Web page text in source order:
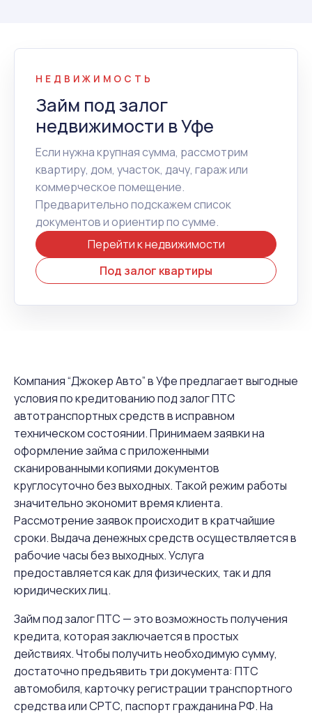
НЕДВИЖИМОСТЬ
Займ под залог
недвижимости в Уфе
Если нужна крупная сумма, рассмотрим
квартиру, дом, участок, дачу, гараж или
коммерческое помещение.
Предварительно подскажем список
документов и ориентир по сумме.
Перейти к недвижимости
Под залог квартиры
Компания “Джокер Авто” в Уфе предлагает выгодные
условия по кредитованию под залог ПТС
автотранспортных средств в исправном
техническом состоянии. Принимаем заявки на
оформление займа с приложенными
сканированными копиями документов
круглосуточно без выходных. Такой режим работы
значительно экономит время клиента.
Рассмотрение заявок происходит в кратчайшие
сроки. Выдача денежных средств осуществляется в
рабочие часы без выходных. Услуга
предоставляется как для физических, так и для
юридических лиц.
Займ под залог ПТС — это возможность получения
кредита, которая заключается в простых
действиях. Чтобы получить необходимую сумму,
достаточно предъявить три документа: ПТС
автомобиля, карточку регистрации транспортного
средства или СРТС, паспорт гражданина РФ. На